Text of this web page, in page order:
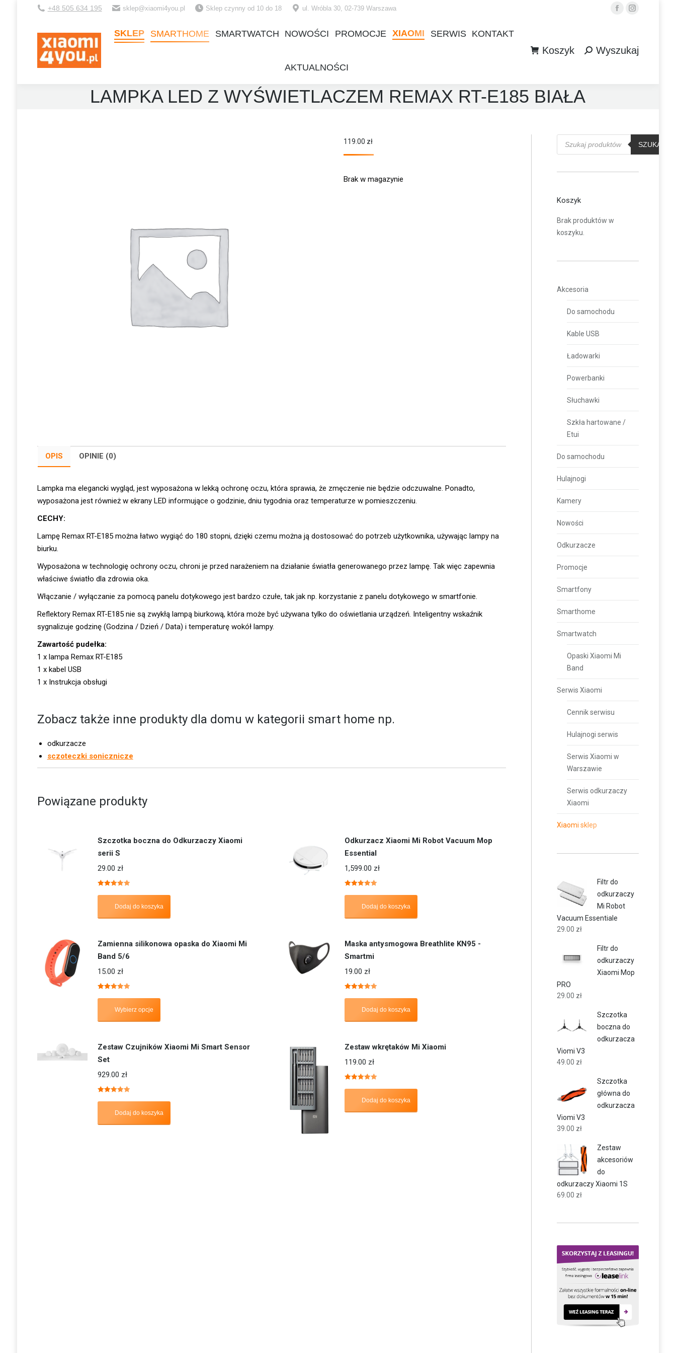
+48 505 634 195 sklep@xiaomi4you.pl Sklep czynny od 10 do 18 ul. Wróbla 30, 02-739 Warszawa
FacebookInstagram
SKLEP SMARTHOME SMARTWATCH NOWOŚCI PROMOCJE XIAOMI SERWIS KONTAKT
AKTUALNOŚCI
Koszyk Szukaj:Wyszukaj
LAMPKA LED Z WYŚWIETLACZEM REMAX RT-E185 BIAŁA
119.00 zł
Brak w magazynie
OPIS OPINIE (0)
Lampka ma elegancki wygląd, jest wyposażona w lekką ochronę oczu, która sprawia, że zmęczenie nie będzie odczuwalne. Ponadto,
wyposażona jest również w ekrany LED informujące o godzinie, dniu tygodnia oraz temperaturze w pomieszczeniu.
CECHY:
Lampę Remax RT-E185 można łatwo wygiąć do 180 stopni, dzięki czemu można ją dostosować do potrzeb użytkownika, używając lampy na
biurku.
Wyposażona w technologię ochrony oczu, chroni je przed narażeniem na działanie światła generowanego przez lampę. Tak więc zapewnia
właściwe światło dla zdrowia oka.
Włączanie / wyłączanie za pomocą panelu dotykowego jest bardzo czułe, tak jak np. korzystanie z panelu dotykowego w smartfonie.
Reflektory Remax RT-E185 nie są zwykłą lampą biurkową, która może być używana tylko do oświetlania urządzeń. Inteligentny wskaźnik
sygnalizuje godzinę (Godzina / Dzień / Data) i temperaturę wokół lampy.
Zawartość pudełka:
1 x lampa Remax RT-E185
1 x kabel USB
1 x Instrukcja obsługi
Zobacz także inne produkty dla domu w kategorii smart home np.
odkurzacze
sczoteczki sonicznicze
Powiązane produkty
Szczotka boczna do Odkurzaczy Xiaomi
serii S
29.00 zł
Dodaj do koszyka
Odkurzacz Xiaomi Mi Robot Vacuum Mop
Essential
1,599.00 zł
Dodaj do koszyka
Zamienna silikonowa opaska do Xiaomi Mi
Band 5/6
15.00 zł
Wybierz opcje
Maska antysmogowa Breathlite KN95 -
Smartmi
19.00 zł
Dodaj do koszyka
Zestaw Czujników Xiaomi Mi Smart Sensor
Set
929.00 zł
Dodaj do koszyka
Zestaw wkrętaków Mi Xiaomi
119.00 zł
Dodaj do koszyka
Wyszukiwarka
produktów
SZUKAJ
Koszyk
Brak produktów w
koszyku.
Akcesoria
Do samochodu
Kable USB
Ładowarki
Powerbanki
Słuchawki
Szkła hartowane /
Etui
Do samochodu
Hulajnogi
Kamery
Nowości
Odkurzacze
Promocje
Smartfony
Smarthome
Smartwatch
Opaski Xiaomi Mi
Band
Serwis Xiaomi
Cennik serwisu
Hulajnogi serwis
Serwis Xiaomi w
Warszawie
Serwis odkurzaczy
Xiaomi
Xiaomi sklep
Filtr do
odkurzaczy
Mi Robot
Vacuum Essentiale
29.00 zł
Filtr do
odkurzaczy
Xiaomi Mop
PRO
29.00 zł
Szczotka
boczna do
odkurzacza
Viomi V3
49.00 zł
Szczotka
główna do
odkurzacza
Viomi V3
39.00 zł
Zestaw
akcesoriów
do
odkurzaczy Xiaomi 1S
69.00 zł